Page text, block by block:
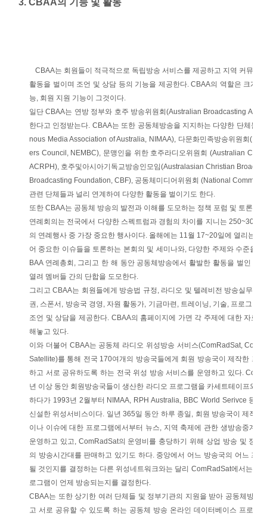
3. CBAA의 기능 및 활동
CBAA는 회원들이 적극적으로 독립방송 서비스를 제공하고 지역 커뮤니
활동을 벌이며 조언 및 상담 등의 기능을 제공한다. CBAA의 역할은 크게
능, 회원 지원 기능이 그것이다.
일단 CBAA는 연방 정부와 호주 방송위원회(Australian Broadcasting
한다고 인정받는다. CBAA는 또한 공동체방송을 지지하는 다양한 단체들
nous Media Association of Australia, NIMAA), 다문화민족방송위원회
ers Council, NEMBC), 문맹인을 위한 호주라디오위원회 (Australian
ACRPH), 호주및아시아기독교방송인모임(Australasian Christian
Broadcasting Foundation, CBF), 공동체미디어위원회 (National
관련 단체들과 널리 연계하여 다양한 활동을 벌이기도 한다.
또한 CBAA는 공동체 방송의 발전과 이해를 도모하는 정책 포럼 및 토론회
연례회의는 전국에서 다양한 스펙트럼과 경험의 차이를 지니는 250~300
의 연례행사 중 가장 중요한 행사이다. 올해에는 11월 17~20일에 열리는
어 중요한 이슈들을 토론하는 본회의 및 세미나와, 다양한 주제와 수준을
BAA 연례총회, 그리고 한 해 동안 공동체방송에서 활발한 활동을 벌인 이
열려 멤버들 간의 단합을 도모한다.
그리고 CBAA는 회원들에게 방송법 규정, 라디오 및 텔레비전 방송실무규
권, 스폰서, 방송국 경영, 자원 활동가, 기금마련, 트레이닝, 기술, 프로그램
조언 및 상담을 제공한다. CBAA의 홈페이지에 가면 각 주제에 대한 자료
해놓고 있다.
이와 더불어 CBAA는 공동체 라디오 위성방송 서비스(ComRadSat,
Satellite)를 통해 전국 170여개의 방송국들에게 회원 방송국이 제작한 프
하고 서로 공유하도록 하는 전국 위성 방송 서비스를 운영하고 있다.
년 이상 동안 회원방송국들이 생산한 라디오 프로그램을 카세트테이프와
하다가 1993년 2월부터 NIMAA, RPH Australia, BBC World Serivce 등과
신설한 위성서비스이다. 일년 365일 동안 하루 종일, 회원 방송국이 제작한
이나 이슈에 대한 프로그램에서부터 뉴스, 지역 축제에 관한 생방송중계
운영하고 있고, ComRadSat의 운영비를 충당하기 위해 상업 방송 및 정부
의 방송시간대를 판매하고 있기도 하다. 중앙에서 어느 방송국의 어느 프
될 것인지를 결정하는 다른 위성네트워크와는 달리 ComRadSat에서는 프
로그램이 언제 방송되는지를 결정한다.
CBAA는 또한 상기한 여러 단체들 및 정부기관의 지원을 받아 공동체방송
고 서로 공유할 수 있도록 하는 공동체 방송 온라인 데이터베이스 프로젝